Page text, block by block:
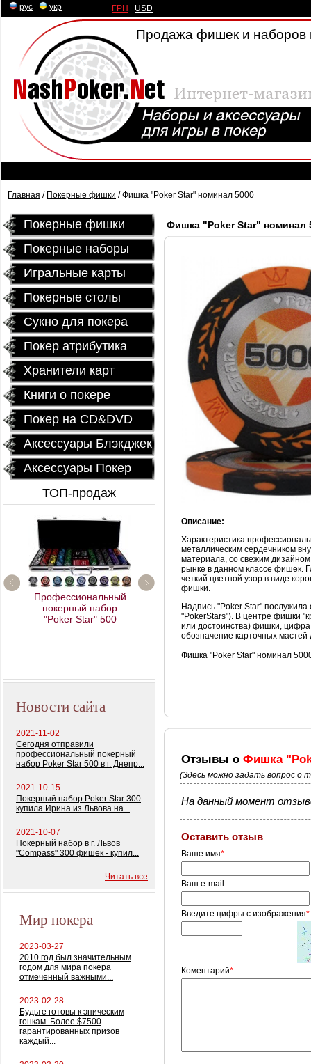
рус укр ГРН USD
Продажа фишек и наборов
Главная / Покерные фишки / Фишка "Poker Star" номинал 5000
Покерные фишки
Покерные наборы
Игральные карты
Покерные столы
Сукно для покера
Покер атрибутика
Хранители карт
Книги о покере
Покер на CD&DVD
Аксессуары Блэкджек
Аксессуары Покер
ТОП-продаж
Профессиональный
покерный набор
"Poker Star" 500
Керамические фишки
«EPT PokerStars»
Новости сайта
2021-11-02
Сегодня отправили
профессиональный покерный
набор Poker Star 500 в г. Днепр...
2021-10-15
Покерный набор Poker Star 300
купила Ирина из Львова на...
2021-10-07
Покерный набор в г. Львов
"Compass" 300 фишек - купил...
Читать все
Мир покера
2023-03-27
2010 год был значительным
годом для мира покера
отмеченный важными...
2023-02-28
Будьте готовы к эпическим
гонкам. Более $7500
гарантированных призов
каждый...
Фишка "Poker Star" номинал
Описание:
Характеристика
металлическим сердечником
материала, со свежим
рынке в данном классе фишек.
четкий цветной узор в виде
фишки.
Надпись "Poker Star"
"PokerStars"). В центре фишки
или достоинства) фишки,
обозначение карточных
Фишка "Poker Star" номинал
Отзывы о Фишка
(Здесь можно задать вопрос о
На данный момент
Оставить отзыв
Ваше имя*
Ваш e-mail
Введите цифры с изображения*
Коментарий*